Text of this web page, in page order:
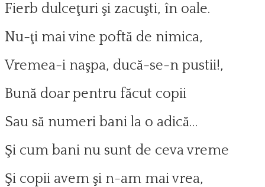
Fierb dulceţuri şi zacuşti, în oale.
Nu-ţi mai vine poftă de nimica,
Vremea-i naşpa, ducă-se-n pustii!,
Bună doar pentru făcut copii
Sau să numeri bani la o adică…
Şi cum bani nu sunt de ceva vreme
Şi copii avem şi n-am mai vrea,